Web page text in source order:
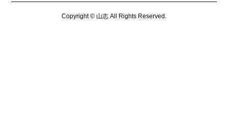
Copyright © 山志 All Rights Reserved.